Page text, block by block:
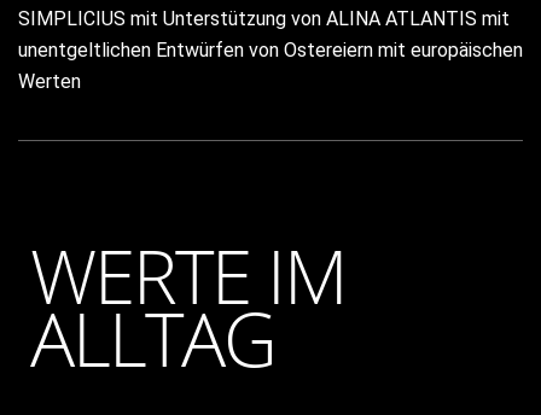
SIMPLICIUS mit Unterstützung von ALINA ATLANTIS mit
unentgeltlichen Entwürfen von Ostereiern mit europäischen
Werten
WERTE IM
ALLTAG